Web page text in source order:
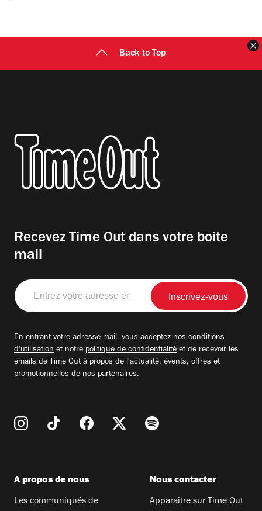
Back to Top
Recevez Time Out dans votre boite
mail
Entrez
votre
adresse
En entrant votre adresse mail, vous acceptez nos conditions
d'utilisation et notre politique de confidentialité et de recevoir les
emails de Time Out à propos de l'actualité, évents, offres et
promotionnelles de nos partenaires.
A propos de nous
Les communiqués de
Nous contacter
Apparaitre sur Time Out